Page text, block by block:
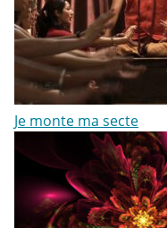
Je monte ma secte